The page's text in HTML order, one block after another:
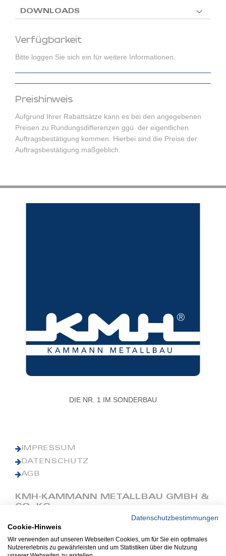
Verfügbarkeit
Bitte loggen Sie sich ein für weitere Informationen.
Preishinweis
Aufgrund Ihrer Rabattsätze kann es bei den angegebenen
Preisen zu Rundungsdifferenzen ggü. der eigentlichen
Auftragsbestätigung kommen. Hierbei sind die Preise der
Auftragsbestätigung maßgeblich.
DOWNLOADS
DIE NR. 1 IM SONDERBAU
IMPRESSUM
DATENSCHUTZ
AGB
KMH-KAMMANN METALLBAU GMBH &
CO. KG
Phone: +49 (0) 42 41 9390 0
Fax: +49 (0) 42 41 9390 90
E-Mail: office@kmh.net
Datenschutzbestimmungen
Cookie-Hinweis
Wir verwenden auf unseren Webseiten Cookies, um für Sie ein optimales
Nutzererlebnis zu gewährleisten und um Statistiken über die Nutzung